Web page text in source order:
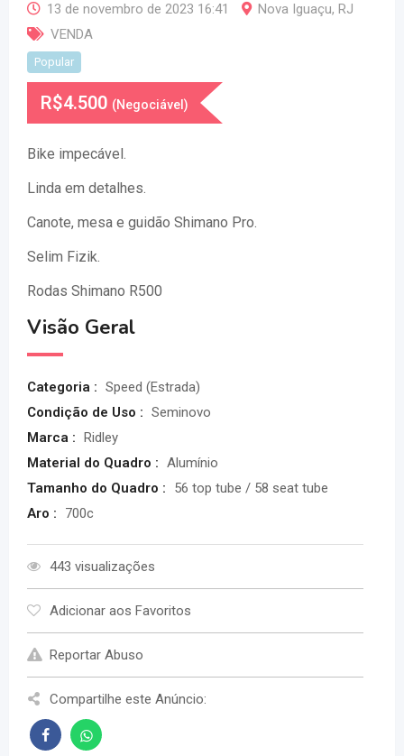
13 de novembro de 2023 16:41 Nova Iguaçu, RJ
VENDA
Popular
R$4.500 (Negociável)
Bike impecável.
Linda em detalhes.
Canote, mesa e guidão Shimano Pro.
Selim Fizik.
Rodas Shimano R500
Visão Geral
Categoria : Speed (Estrada)
Condição de Uso : Seminovo
Marca : Ridley
Material do Quadro : Alumínio
Tamanho do Quadro :
56 top tube / 58 seat tube
Aro :
700c
443 visualizações
Adicionar aos Favoritos
Reportar Abuso
Compartilhe este Anúncio: